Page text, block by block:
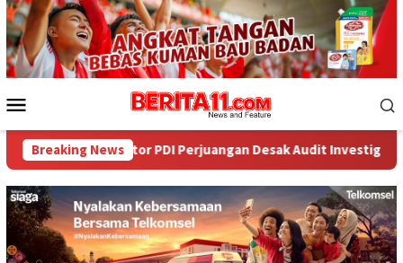
Loncat
ke
konten
Mobile
Breaking News
PDI Perjuangan Desak Audit Investigatif WNA Asal